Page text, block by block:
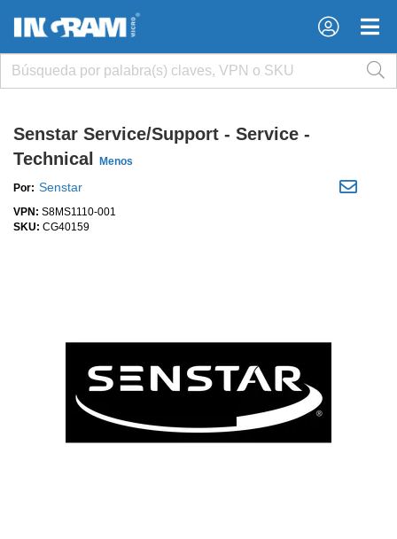
×
×
Senstar Service/Support - Service -
Technical
Menos
Por: Senstar
VPN: S8MS1110-001
SKU: CG40159